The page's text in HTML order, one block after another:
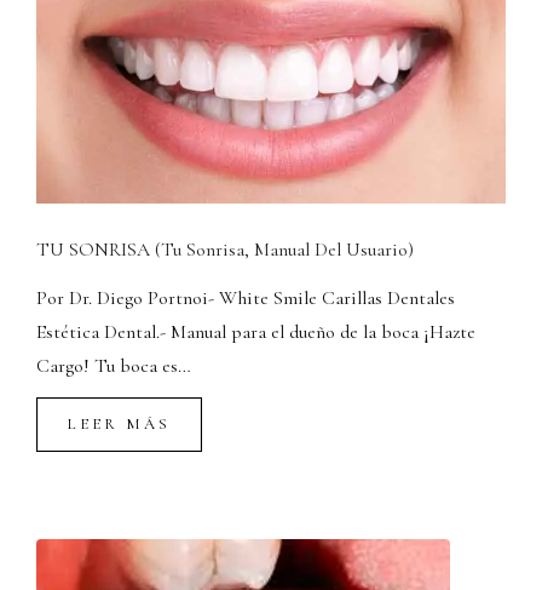
TU SONRISA (Tu Sonrisa, Manual Del Usuario)
Por Dr. Diego Portnoi- White Smile Carillas Dentales
Estética Dental.- Manual para el dueño de la boca ¡Hazte
Cargo! Tu boca es…
LEER MÁS